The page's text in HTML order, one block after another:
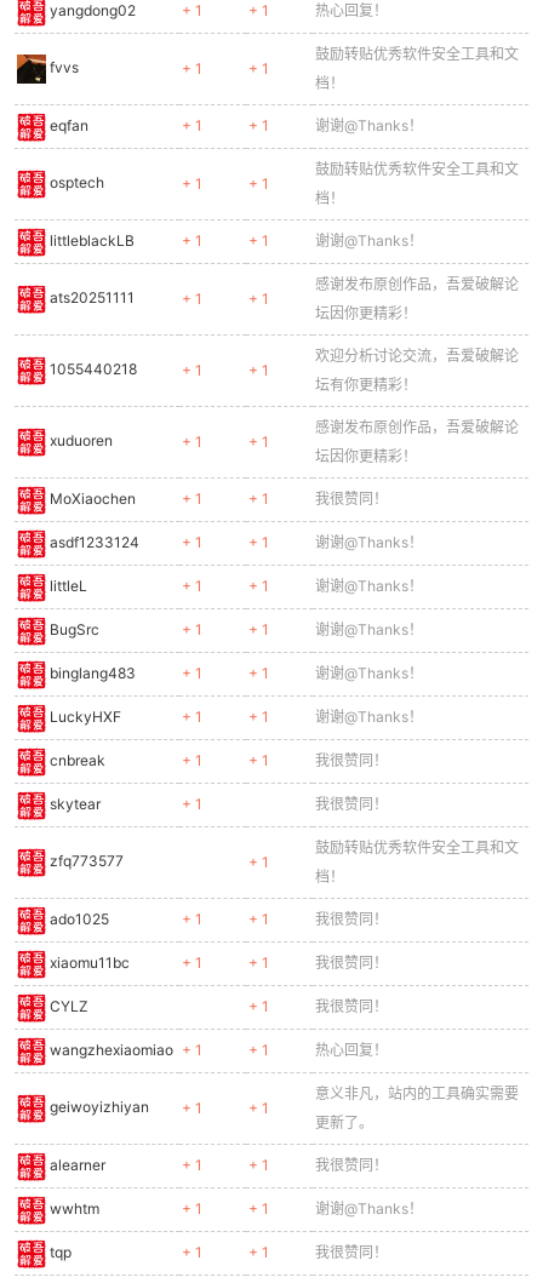
yangdong02 + 1 + 1 热心回复！
fvvs + 1 + 1
鼓励转贴优秀软件安全工具和文
档！
eqfan + 1 + 1 谢谢@Thanks！
osptech + 1 + 1
鼓励转贴优秀软件安全工具和文
档！
littleblackLB + 1 + 1 谢谢@Thanks！
ats20251111 + 1 + 1
感谢发布原创作品，吾爱破解论
坛因你更精彩！
1055440218 + 1 + 1
欢迎分析讨论交流，吾爱破解论
坛有你更精彩！
xuduoren + 1 + 1
感谢发布原创作品，吾爱破解论
坛因你更精彩！
MoXiaochen + 1 + 1 我很赞同！
asdf1233124 + 1 + 1 谢谢@Thanks！
littleL + 1 + 1 谢谢@Thanks！
BugSrc + 1 + 1 谢谢@Thanks！
binglang483 + 1 + 1 谢谢@Thanks！
LuckyHXF + 1 + 1 谢谢@Thanks！
cnbreak + 1 + 1 我很赞同！
skytear + 1 我很赞同！
zfq773577 + 1
鼓励转贴优秀软件安全工具和文
档！
ado1025 + 1 + 1 我很赞同！
xiaomu11bc + 1 + 1 我很赞同！
CYLZ + 1 我很赞同！
wangzhexiaomiao + 1 + 1 热心回复！
geiwoyizhiyan + 1 + 1
意义非凡，站内的工具确实需要
更新了。
alearner + 1 + 1 我很赞同！
wwhtm + 1 + 1 谢谢@Thanks！
tqp + 1 + 1 我很赞同！